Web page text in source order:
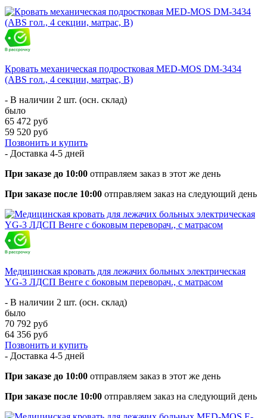
Кровать механическая подростковая MED-MOS DM-3434
(ABS гол., 4 секции, матрас, В)
- В наличии 2 шт. (осн. склад)
было
65 472 руб
59 520 руб
Позвонить и купить
- Доставка 4-5 дней
При заказе до 10:00 отправляем заказ в этот же день
При заказе после 10:00 отправляем заказ на следующий день
Медицинская кровать для лежачих больных электрическая
YG-3 ЛДСП Венге с боковым переворач., с матрасом
- В наличии 2 шт. (осн. склад)
было
70 792 руб
64 356 руб
Позвонить и купить
- Доставка 4-5 дней
При заказе до 10:00 отправляем заказ в этот же день
При заказе после 10:00 отправляем заказ на следующий день